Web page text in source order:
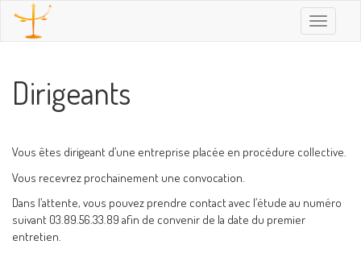
Toggle
Dirigeants
Vous êtes dirigeant d’une entreprise placée en procédure collective.
Vous recevrez prochainement une convocation.
Dans l’attente, vous pouvez prendre contact avec l’étude au numéro
suivant 03.89.56.33.89 afin de convenir de la date du premier
entretien.